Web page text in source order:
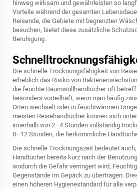
hinweg wirksam und gewährleisten so
Vorteile während der gesamten
Reisende, die Gebiete mit begrenzten
besuchen, bietet diese zusätzliche
Beruhigung.
Die schnelle Trocknungsfähigkeit von
erheblich das Risiko von
die feuchte Baumwollhandtücher oft
besonders vorteilhaft, wenn man häufig
Orten wechselt oder in feuchtwarmen
meisten Reisehandtücher können sich
innerhalb von 2–4 Stunden vollständig
8–12 Stunden, die herkömmliche
Die schnelle Trocknungszeit bedeutet
Handtücher bereits kurz nach der
wodurch die Gefahr verringert wird,
Gegenstände im Gepäck zu übertragen.
einen höheren Hygienestandard für alle